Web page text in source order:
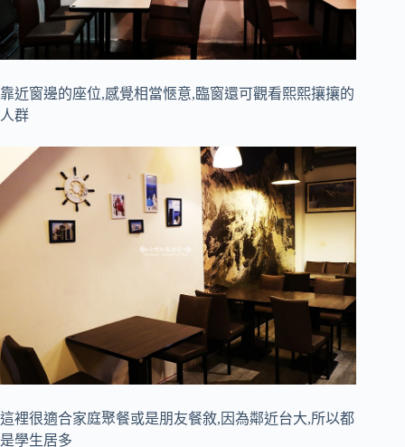
靠近窗邊的座位,感覺相當愜意,臨窗還可觀看熙熙攘攘的
人群
這裡很適合家庭聚餐或是朋友餐敘,因為鄰近台大,所以都
是學生居多